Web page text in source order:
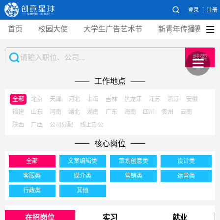
登录 注册
首页 校园大使 大学生广告艺术节 新青年传播赛
搜索
工作地点
全部 北京 天津 河北 上海 吉林 黑龙江 江苏 浙江
安徽
福建
山东 河南 湖北 湖南 广东 海南 四川 贵州
云南
陕西
广西 公司分配 线上办公
核心岗位
全部 文案编辑类 策划创意类 设计类
客服类 媒介类 营销类 运营类
行政类 其他
在招岗位 实习 就业